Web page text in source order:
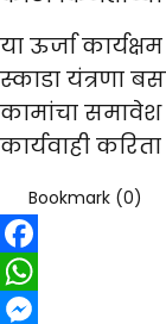
या ऊर्जा
स्काडा यंत्रणा
कामांचा समावेश
कार्यवाही
Bookmark (0)
Facebook
WhatsApp